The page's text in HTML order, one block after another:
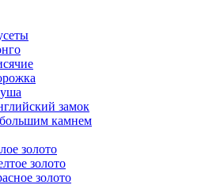
замок
камнем
золото
золото
золото